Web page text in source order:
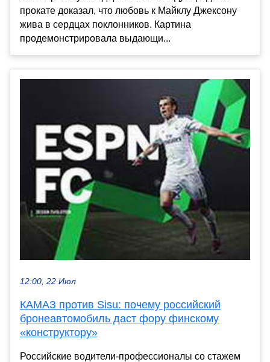
прокате доказал, что любовь к Майклу Джексону
жива в сердцах поклонников. Картина
продемонстрировала выдающи...
12:00, 22 Июл
КАМАЗ против Sisu: почему российский
бронеавтомобиль даст фору финскому
«конструктору»
Российские водители-профессионалы со стажем